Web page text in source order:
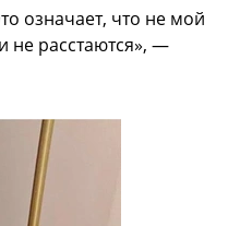
означает, что не мой
не расстаются», —